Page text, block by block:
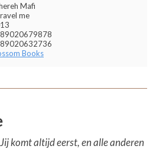
Mafi
me
Books
komt altijd eerst, en alle anderen